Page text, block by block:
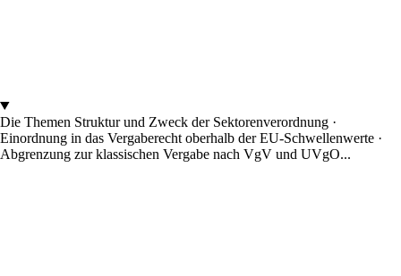
Die Themen Struktur und Zweck der Sektorenverordnung ·
Einordnung in das Vergaberecht oberhalb der EU-Schwellenwerte ·
Abgrenzung zur klassischen Vergabe nach VgV und UVgO...